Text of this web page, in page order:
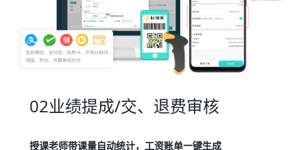
02业绩提成/交、退费审核
授课老师带课量自动统计，工资账单一键生成